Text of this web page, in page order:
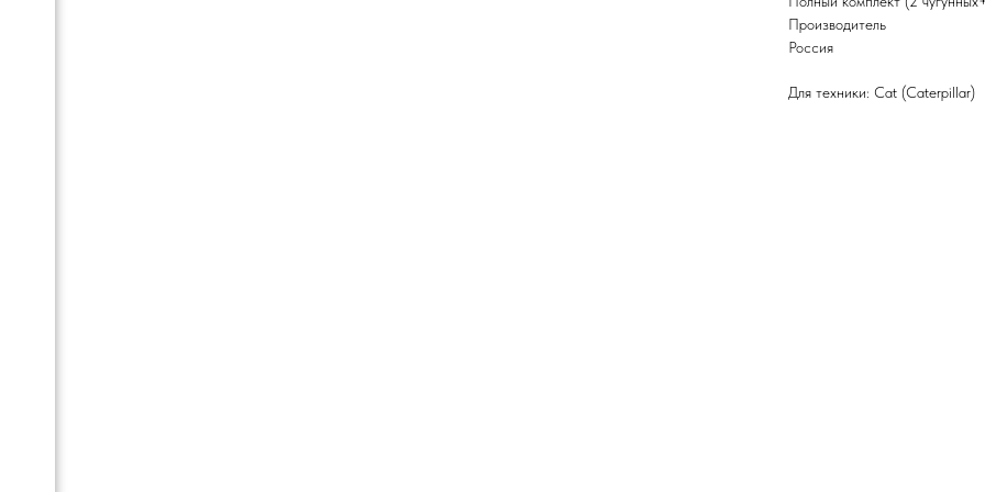
Производитель
Россия
Для техники: Cat (Caterpillar)